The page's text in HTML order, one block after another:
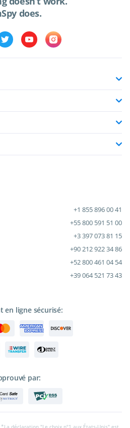
does.
+1 855 896 00 41
+55 800 591 51 00
+3 397 073 81 15
+90 212 922 34 86
+52 800 461 04 54
+39 064 521 73 43
en ligne sécurisé:
par:
: *La déclaration "Le choix nº1 aux États-Unis" est